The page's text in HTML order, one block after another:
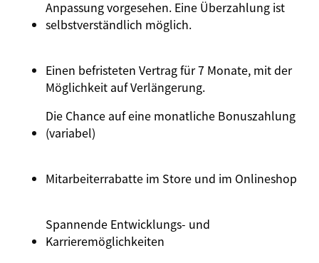
Anpassung vorgesehen. Eine Überzahlung ist
selbstverständlich möglich.
Einen befristeten Vertrag für 7 Monate, mit der
Möglichkeit auf Verlängerung.
Die Chance auf eine monatliche Bonuszahlung
(variabel)
Mitarbeiterrabatte im Store und im Onlineshop
Spannende Entwicklungs- und
Karrieremöglichkeiten